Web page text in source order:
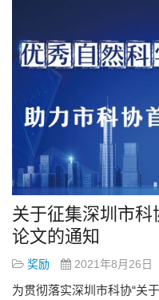
关于征集深圳市
论文的通知
奖励 2021年8月26日
为贯彻落实深圳市科协“关